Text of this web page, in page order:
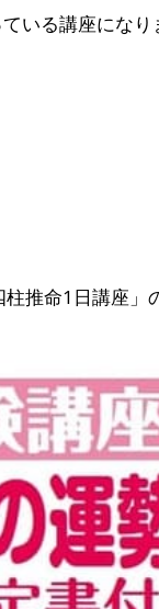
いる講座になり
推命1日講座」